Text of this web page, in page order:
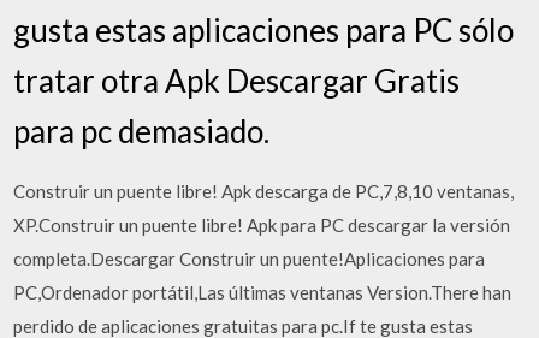
gusta estas aplicaciones para PC sólo
tratar otra Apk Descargar Gratis
para pc demasiado.
Construir un puente libre! Apk descarga de PC,7,8,10 ventanas,
XP.Construir un puente libre! Apk para PC descargar la versión
completa.Descargar Construir un puente!Aplicaciones para
PC,Ordenador portátil,Las últimas ventanas Version.There han
perdido de aplicaciones gratuitas para pc.If te gusta estas